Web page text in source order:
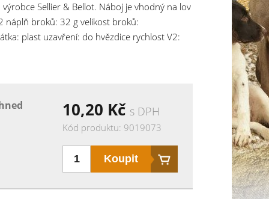
Sellier & Bellot. Náboj je vhodný na lov
náplň broků: 32 g velikost broků:
plast uzavření: do hvězdice rychlost V2:
10,20 Kč s DPH
Kód produktu: 9019073